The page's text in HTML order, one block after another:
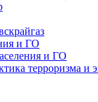
и ГО
и ГО
терроризма и